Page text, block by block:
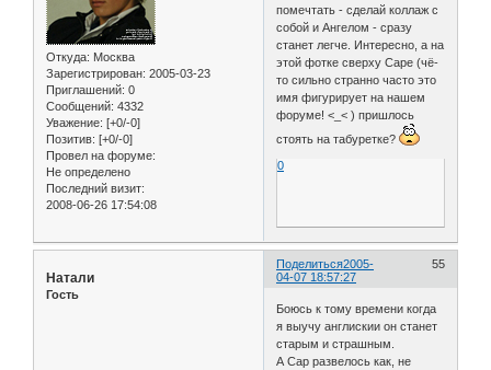
Откуда: Москва
Зарегистрирован: 2005-03-23
Приглашений: 0
Сообщений: 4332
Уважение: [+0/-0]
Позитив: [+0/-0]
Провел на форуме:
Не определено
Последний визит:
2008-06-26 17:54:08
помечтать - сделай коллаж с
собой и Ангелом - сразу
станет легче. Интересно, а на
этой фотке сверху Саре (чё-
то сильно странно часто это
имя фигурирует на нашем
форуме! <_< ) пришлось
стоять на табуретке?
0
Поделиться 55
2005-
04-07 18:57:27
Натали
Гость
Боюсь к тому времени когда
я выучу англискии он станет
старым и страшным.
А Сар развелось как, не